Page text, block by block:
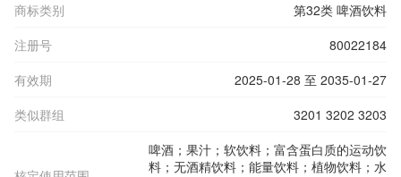
商标类别
第32类 啤酒饮料
注册号
80022184
有效期
2025-01-28 至 2035-01-27
类似群组
3201 3202 3203
啤酒；果汁；软饮料；富含蛋白质的运动饮
料；无酒精饮料；能量饮料；植物饮料；水